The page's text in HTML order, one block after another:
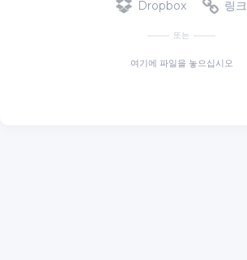
Dropbox 링크
또는
여기에 파일을 놓으십시오